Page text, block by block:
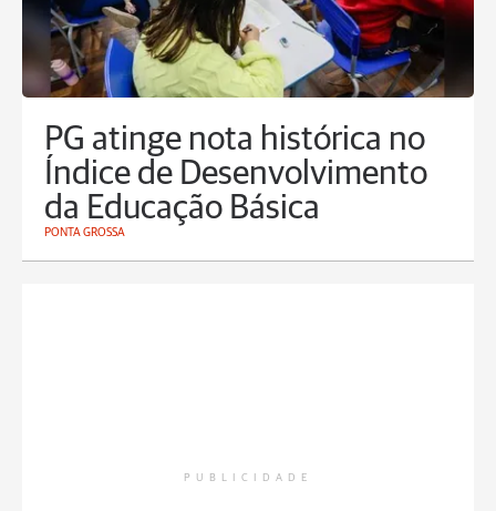
PG atinge nota histórica no
Índice de Desenvolvimento
da Educação Básica
PONTA GROSSA
PUBLICIDADE